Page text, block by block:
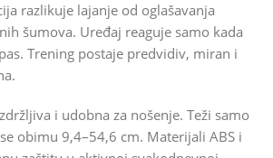
razlikuje lajanje od oglašavanja
šumova. Uređaj reaguje samo kada
Trening postaje predvidiv, miran i
i udobna za nošenje. Teži samo
obimu 9,4–54,6 cm. Materijali ABS i